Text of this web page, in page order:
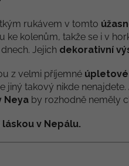
rukávem v tomto
ke kolenům, takže se i v
Jejich dekorativní
z velmi příjemné
jiný takový nikde
Neya by rozhodně neměly
v Nepálu.